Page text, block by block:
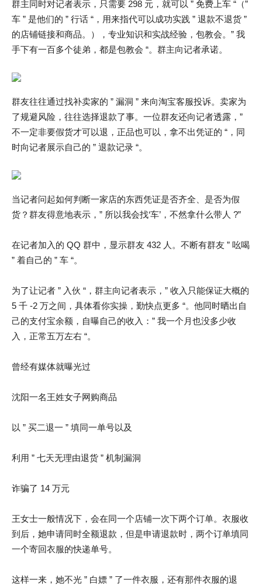
群主同时对记者表示，只需要 298 元，就可以 ” 免费上车 “（”
车 ” 是他们的 ” 行话 “，用来指代可以成功实践 ” 退款不退货 ”
的店铺链接和商品。），专业知识和实战经验，包教会。” 我
手下有一百多个徒弟，都是包教会 “。群主向记者承诺。
群友往往通过找补卖家的 ” 漏洞 ” 来向淘宝客服投诉。卖家为
了规避风险，往往选择退款了事。一位群友还向记者透露，”
不一定非要假货才可以退，正品也可以，拿不出凭证的 “，同
时向记者展示自己的 ” 退款记录 “。
当记者问起如何判断一家店的东西凭证是否齐全、是否为假
货？群友得意地表示，” 所以我会找‘车’，不然拿什么带人 ?”
在记者加入的 QQ 群中，显示群友 432 人。不断有群友 ” 吆喝
” 着自己的 ” 车 “。
为了让记者 ” 入伙 “，群主向记者表示，” 收入只能保证大概的
5 千 -2 万之间，具体看你实操，勤快点更多 “。他同时晒出自
己的支付宝余额，自曝自己的收入：” 我一个月也没多少收
入，正常五万左右 “。
曾经有媒体就曝光过
沈阳一名王姓女子网购商品
以 ” 买二退一 ” 填同一单号以及
利用 ” 七天无理由退货 ” 机制漏洞
诈骗了 14 万元
王女士一般情况下，会在同一个店铺一次下两个订单。衣服收
到后，她申请同时全额退款，但是申请退款时，两个订单填同
一个寄回衣服的快递单号。
这样一来，她不光 ” 白嫖 ” 了一件衣服，还有那件衣服的退